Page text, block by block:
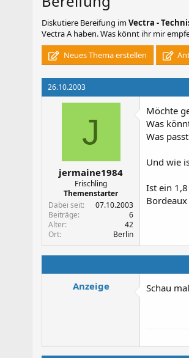
Diskutiere Bereifung imVectra -
Vectra A haben. Was könnt ihr mir
Neues Thema erstellen
26.10.2003
J
jermaine1984
Frischling
Themenstarter
Dabei seit
07.10.2003
Beiträge
6
Alter
42
Ort
Berlin
Möchte
Was
Was
Und wie
Ist ein
Anzeige Schau